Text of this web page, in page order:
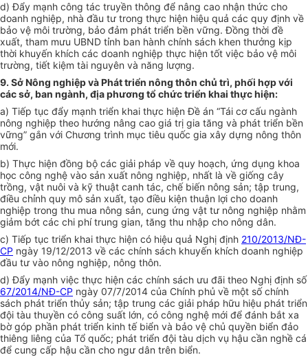
d) Đẩy mạnh công tác truyền thông để nâng cao nhận thức cho
doanh nghiệp, nhà đầu tư trong thực hiện hiệu quả các quy định về
bảo vệ môi trường, bảo đảm phát triển bền vững. Đồng thời đề
xuất, tham mưu UBND tỉnh ban hành chính sách khen thưởng kịp
thời khuyến khích các doanh nghiệp thực hiện tốt việc bảo vệ môi
trường, tiết kiệm tài nguyên và năng lượng.
9. Sở Nông nghiệp và Phát triển nông thôn chủ trì, phối hợp với
các sở, ban ngành, địa phương tổ chức triển khai thực hiện:
a) Tiếp tục đẩy mạnh triển khai thực hiện Đề án “Tái cơ cấu ngành
nông nghiệp theo hướng nâng cao giá trị gia tăng và phát triển bền
vững” gắn với Chương trình mục tiêu quốc gia xây dựng nông thôn
mới.
b) Thực hiện đồng bộ các giải pháp về quy hoạch, ứng dụng khoa
học công nghệ vào sản xuất nông nghiệp, nhất là về giống cây
trồng, vật nuôi và kỹ thuật canh tác, chế biến nông sản; tập trung,
điều chỉnh quy mô sản xuất, tạo điều kiện thuận lợi cho doanh
nghiệp trong thu mua nông sản, cung ứng vật tư nông nghiệp nhằm
giảm bớt các chi phí trung gian, tăng thu nhập cho nông dân.
c) Tiếp tục triển khai thực hiện có hiệu quả Nghị định 210/2013/NĐ-
CP ngày 19/12/2013 về các chính sách khuyến khích doanh nghiệp
đầu tư vào nông nghiệp, nông thôn.
d) Đẩy mạnh việc thực hiện các chính sách ưu đãi theo Nghị định số
67/2014/NĐ-CP ngày 07/7/2014 của Chính phủ về một số chính
sách phát triển thủy sản; tập trung các giải pháp hữu hiệu phát triển
đội tàu thuyền có công suất lớn, có công nghệ mới để đánh bắt xa
bờ góp phần phát triển kinh tế biển và bảo vệ chủ quyền biển đảo
thiêng liêng của Tổ quốc; phát triển đội tàu dịch vụ hậu cần nghề cá
để cung cấp hậu cần cho ngư dân trên biển.